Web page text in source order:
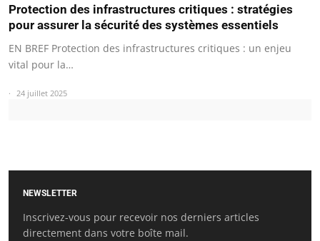
Protection des infrastructures critiques : stratégies
pour assurer la sécurité des systèmes essentiels
EN BREF Protection des infrastructures critiques : un enjeu
vital pour la…
24 juillet 2025
NEWSLETTER
Inscrivez-vous pour recevoir nos derniers articles
directement dans votre boîte mail.